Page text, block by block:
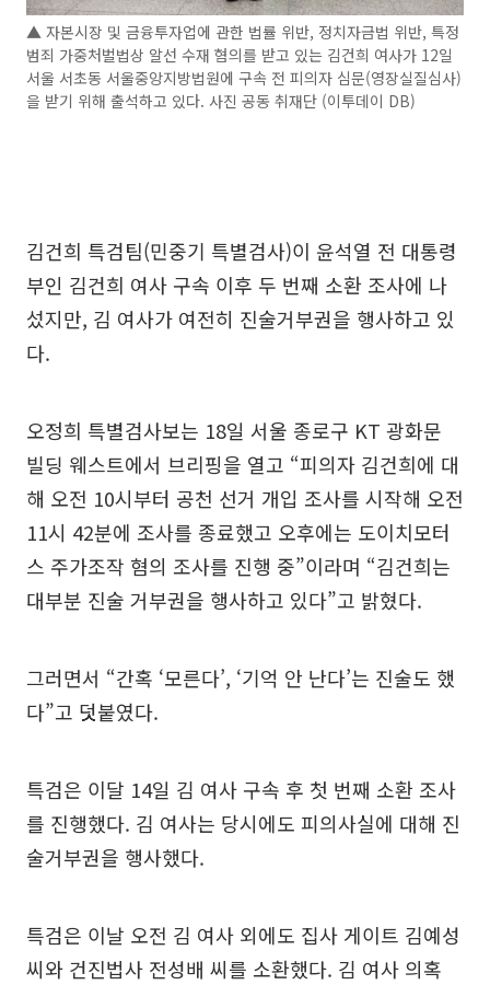
▲ 자본시장 및 금융투자업에 관한 법률 위반, 정치자금법 위반, 특정
범죄 가중처벌법상 알선 수재 혐의를 받고 있는 김건희 여사가 12일
서울 서초동 서울중앙지방법원에 구속 전 피의자 심문(영장실질심사)
을 받기 위해 출석하고 있다. 사진 공동 취재단 (이투데이 DB)
김건희 특검팀(민중기 특별검사)이 윤석열 전 대통령
부인 김건희 여사 구속 이후 두 번째 소환 조사에 나
섰지만, 김 여사가 여전히 진술거부권을 행사하고 있
다.
오정희 특별검사보는 18일 서울 종로구 KT 광화문
빌딩 웨스트에서 브리핑을 열고 “피의자 김건희에 대
해 오전 10시부터 공천 선거 개입 조사를 시작해 오전
11시 42분에 조사를 종료했고 오후에는 도이치모터
스 주가조작 혐의 조사를 진행 중”이라며 “김건희는
대부분 진술 거부권을 행사하고 있다”고 밝혔다.
그러면서 “간혹 ‘모른다’, ‘기억 안 난다’는 진술도 했
다”고 덧붙였다.
특검은 이달 14일 김 여사 구속 후 첫 번째 소환 조사
를 진행했다. 김 여사는 당시에도 피의사실에 대해 진
술거부권을 행사했다.
특검은 이날 오전 김 여사 외에도 집사 게이트 김예성
씨와 건진법사 전성배 씨를 소환했다. 김 여사 의혹